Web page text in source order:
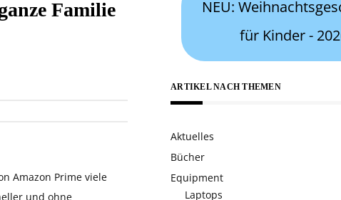
Familie
Amazon Prime viele
und ohne
NEU:
für Kinder -
ARTIKEL NACH THEMEN
Aktuelles
Bücher
Equipment
Laptops